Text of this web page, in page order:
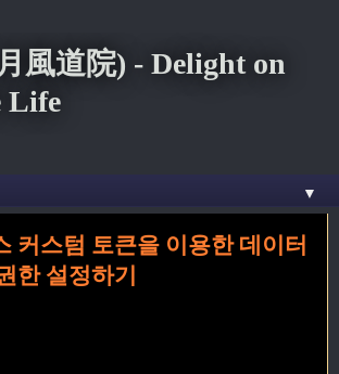
風道院) - Delight on
Life
▼
린 글
커스텀 토큰을 이용한 데이터
한 설정하기